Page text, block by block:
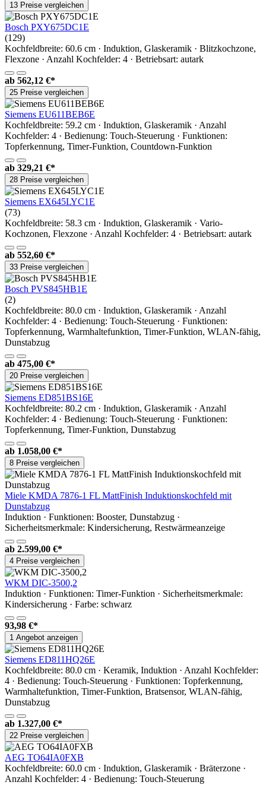
13 Preise vergleichen
Bosch PXY675DC1E
(129)
Kochfeldbreite: 60.6 cm · Induktion, Glaskeramik · Blitzkochzone,
Flexzone · Anzahl Kochfelder: 4 · Betriebsart: autark
ab 562,12 €*
25 Preise vergleichen
Siemens EU611BEB6E
Kochfeldbreite: 59.2 cm · Induktion, Glaskeramik · Anzahl
Kochfelder: 4 · Bedienung: Touch-Steuerung · Funktionen:
Topferkennung, Timer-Funktion, Countdown-Funktion
ab 329,21 €*
28 Preise vergleichen
Siemens EX645LYC1E
(73)
Kochfeldbreite: 58.3 cm · Induktion, Glaskeramik · Vario-
Kochzonen, Flexzone · Anzahl Kochfelder: 4 · Betriebsart: autark
ab 552,60 €*
33 Preise vergleichen
Bosch PVS845HB1E
(2)
Kochfeldbreite: 80.0 cm · Induktion, Glaskeramik · Anzahl
Kochfelder: 4 · Bedienung: Touch-Steuerung · Funktionen:
Topferkennung, Warmhaltefunktion, Timer-Funktion, WLAN-fähig,
Dunstabzug
ab 475,00 €*
20 Preise vergleichen
Siemens ED851BS16E
Kochfeldbreite: 80.2 cm · Induktion, Glaskeramik · Anzahl
Kochfelder: 4 · Bedienung: Touch-Steuerung · Funktionen:
Topferkennung, Timer-Funktion, Dunstabzug
ab 1.058,00 €*
8 Preise vergleichen
Miele KMDA 7876-1 FL MattFinish Induktionskochfeld mit
Dunstabzug
Induktion · Funktionen: Booster, Dunstabzug ·
Sicherheitsmerkmale: Kindersicherung, Restwärmeanzeige
ab 2.599,00 €*
4 Preise vergleichen
WKM DIC-3500,2
Induktion · Funktionen: Timer-Funktion · Sicherheitsmerkmale:
Kindersicherung · Farbe: schwarz
93,98 €*
1 Angebot anzeigen
Siemens ED811HQ26E
Kochfeldbreite: 80.0 cm · Keramik, Induktion · Anzahl Kochfelder:
4 · Bedienung: Touch-Steuerung · Funktionen: Topferkennung,
Warmhaltefunktion, Timer-Funktion, Bratsensor, WLAN-fähig,
Dunstabzug
ab 1.327,00 €*
22 Preise vergleichen
AEG TO64IA0FXB
Kochfeldbreite: 60.0 cm · Induktion, Glaskeramik · Bräterzone ·
Anzahl Kochfelder: 4 · Bedienung: Touch-Steuerung